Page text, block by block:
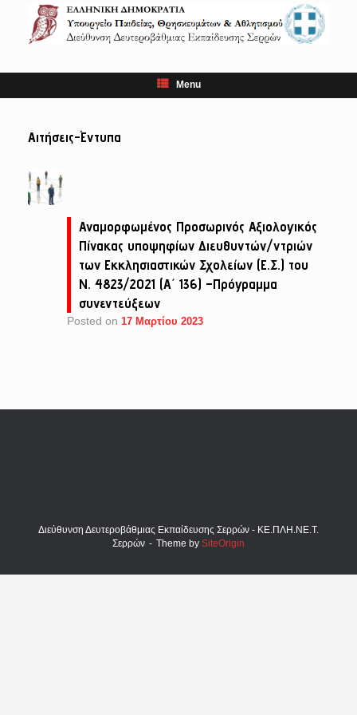
content
Menu
Αιτήσεις-Έντυπα
Αναμορφωμένος Προσωρινός Αξιολογικός
Πίνακας υποψηφίων Διευθυντών/ντριών
των Εκκλησιαστικών Σχολείων (Ε.Σ.) του
Ν. 4823/2021 (Α΄ 136) –Πρόγραμμα
συνεντεύξεων
Posted on 17 Μαρτίου 2023
Διεύθυνση Δευτεροβάθμιας Εκπαίδευσης Σερρών - ΚΕ.ΠΛΗ.ΝΕ.Τ.
Σερρών
Theme by SiteOrigin